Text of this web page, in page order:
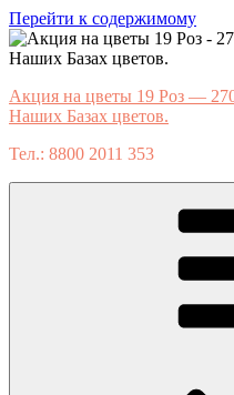
Перейти к содержимому
Акция на цветы 19 Роз —
Наших Базах цветов.
Тел.: 8800 2011 353